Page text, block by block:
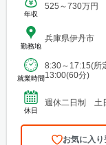
年収
525～730万円
勤務地
兵庫県伊丹市
就業時間
8:30～17:15(所
13:00(60分)
休日
週休二日制 土
お気に入り